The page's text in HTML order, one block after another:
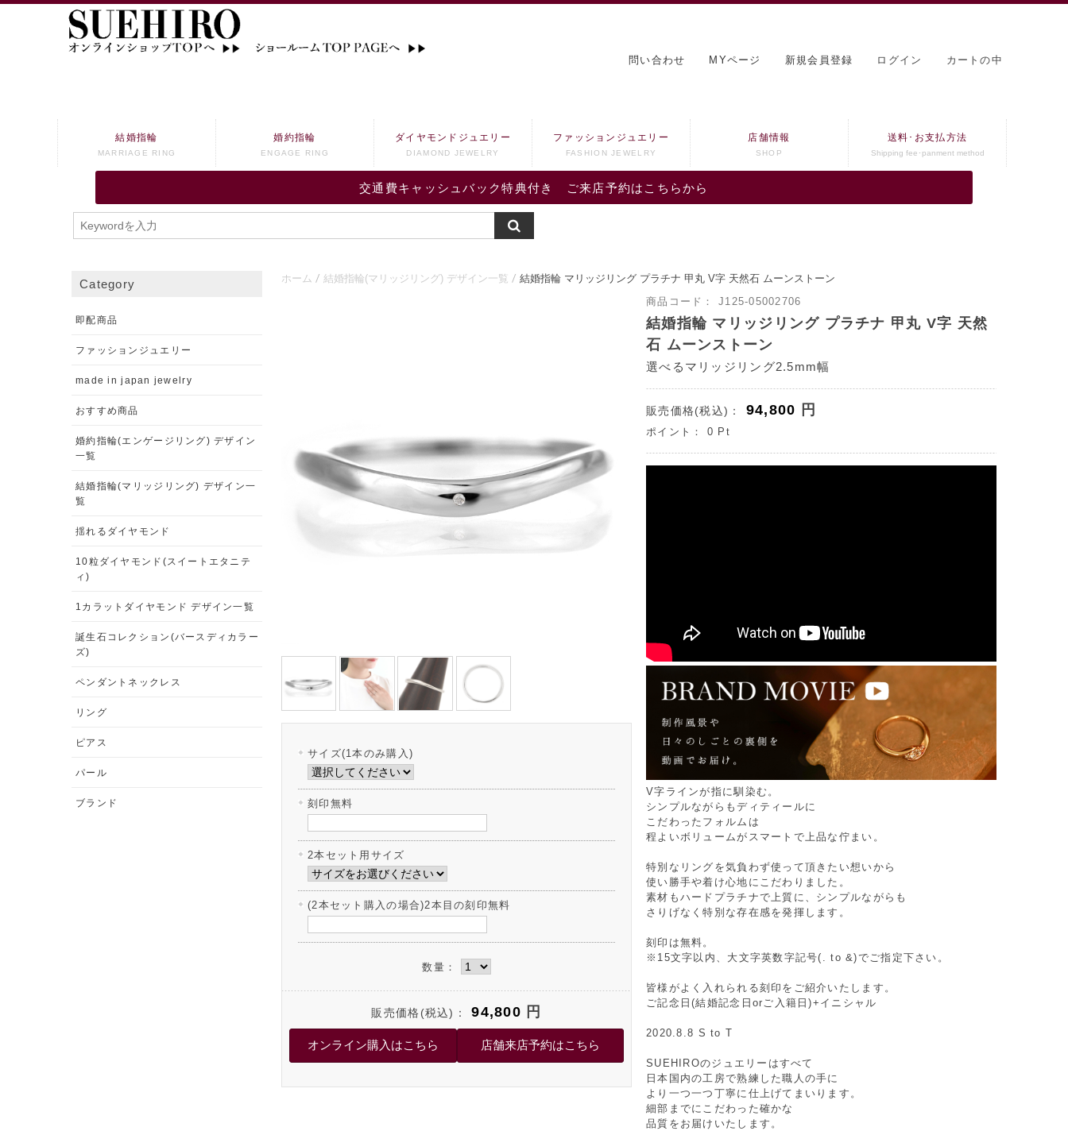
問い合わせ MYページ 新規会員登録 ログイン カートの中
交通費キャッシュバック特典付き ご来店予約はこちらから
結婚指輪
MARRIAGE RING
婚約指輪
ENGAGE RING
ダイヤモンドジュエリー
DIAMOND JEWELRY
ファッションジュエリー
FASHION JEWELRY
店舗情報
SHOP
送料･お支払方法
Shipping fee･panment method
ホーム 結婚指輪(マリッジリング) デザイン一覧 結婚指輪 マリッジリング プラチナ 甲丸 V字 天然石 ムーンストーン
サイズ(1本のみ購入)
刻印無料
2本セット用サイズ
(2本セット購入の場合)2本目の刻印無料
数量：
販売価格(税込)： 94,800 円
商品コード： J125-05002706
結婚指輪 マリッジリング プラチナ 甲丸 V字 天然
石 ムーンストーン
選べるマリッジリング2.5mm幅
販売価格(税込)： 94,800 円
ポイント： 0 Pt
V字ラインが指に馴染む。
シンプルながらもディティールに
こだわったフォルムは
程よいボリュームがスマートで上品な佇まい。
特別なリングを気負わず使って頂きたい想いから
使い勝手や着け心地にこだわりました。
素材もハードプラチナで上質に、シンプルながらも
さりげなく特別な存在感を発揮します。
刻印は無料。
※15文字以内、大文字英数字記号(. to &)でご指定下さい。
皆様がよく入れられる刻印をご紹介いたします。
ご記念日(結婚記念日orご入籍日)+イニシャル
2020.8.8 S to T
SUEHIROのジュエリーはすべて
日本国内の工房で熟練した職人の手に
より一つ一つ丁寧に仕上げてまいります。
細部までにこだわった確かな
品質をお届けいたします。
Category
即配商品
ファッションジュエリー
made in japan jewelry
おすすめ商品
婚約指輪(エンゲージリング) デザイン
一覧
結婚指輪(マリッジリング) デザイン一
覧
揺れるダイヤモンド
10粒ダイヤモンド(スイートエタニテ
ィ)
1カラットダイヤモンド デザイン一覧
誕生石コレクション(バースディカラー
ズ)
ペンダントネックレス
リング
ピアス
パール
ブランド